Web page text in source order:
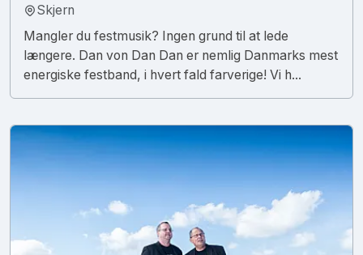
Skjern
Mangler du festmusik? Ingen grund til at lede
længere. Dan von Dan Dan er nemlig Danmarks mest
energiske festband, i hvert fald farverige! Vi h...